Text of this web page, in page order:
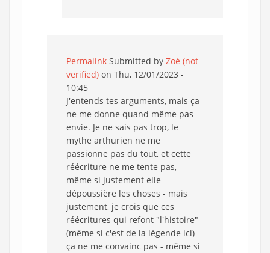
Permalink Submitted by Zoé (not
verified) on Thu, 12/01/2023 -
10:45
J'entends tes arguments, mais ça
ne me donne quand même pas
envie. Je ne sais pas trop, le
mythe arthurien ne me
passionne pas du tout, et cette
réécriture ne me tente pas,
même si justement elle
dépoussière les choses - mais
justement, je crois que ces
réécritures qui refont "l'histoire"
(même si c'est de la légende ici)
ça ne me convainc pas - même si